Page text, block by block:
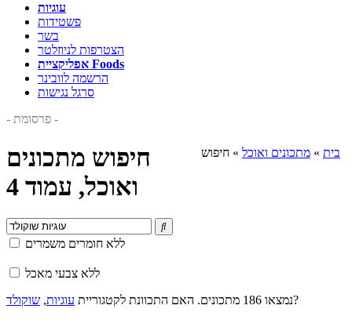
עוגיות
פשטידות
בשר
הצטרפות לניוזלטר
אפליקציית Foods
הרשמה לוובינר
סרגל נגישות
- פרסומת -
בית » מתכונים ואוכל » חיפוש
חיפוש מתכונים
ואוכל, עמוד 4

ללא חומרים משמרים
ללא צבעי מאכל
נמצאו 186 מתכונים. האם התכוונת לקטגוריית
עוגיות, שוקולד ?